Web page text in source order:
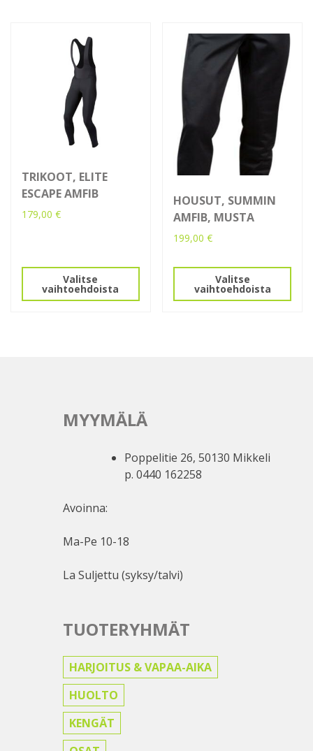
sivulla.
TRIKOOT, ELITE
ESCAPE AMFIB
179,00 €
Valitse
vaihtoehdoista
on
useampi
muunnelma.
HOUSUT, SUMMIN
AMFIB, MUSTA
199,00€
Valitse
vaihtoehdoista
tuotteella
MYYMÄLÄ
Poppelitie 26, 50130 Mikkeli
p. 0440 162258
Avoinna:
Ma-Pe 10-18
La Suljettu (syksy/talvi)
TUOTERYHMÄT
HARJOITUS & VAPAA-AIKA
HUOLTO
KENGÄT